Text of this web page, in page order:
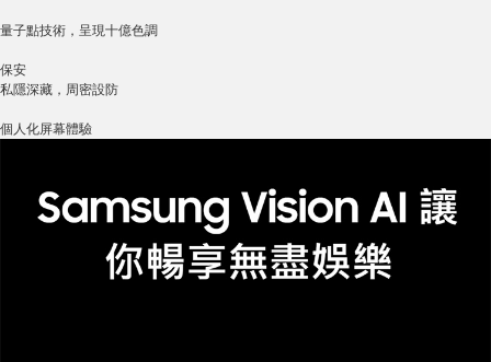
量子點技術，呈現十億色調
保安
私隱深藏，周密設防
個人化屏幕體驗